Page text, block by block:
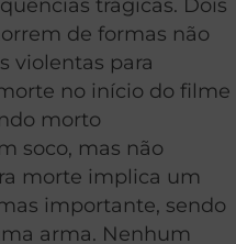
trágicas. Dois
de formas não
violentas para
no início do filme
morto
soco, mas não
morte implica um
importante, sendo
arma. Nenhum